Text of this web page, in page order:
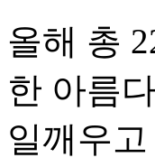
올해 총
한 아름
일깨우